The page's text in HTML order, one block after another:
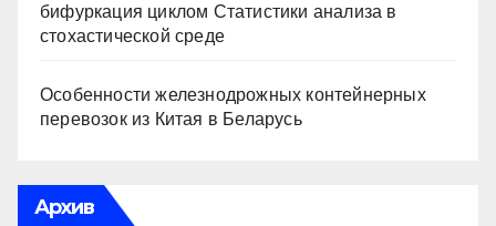
бифуркация циклом Статистики анализа в
стохастической среде
Особенности железнодрожных контейнерных
перевозок из Китая в Беларусь
Архив